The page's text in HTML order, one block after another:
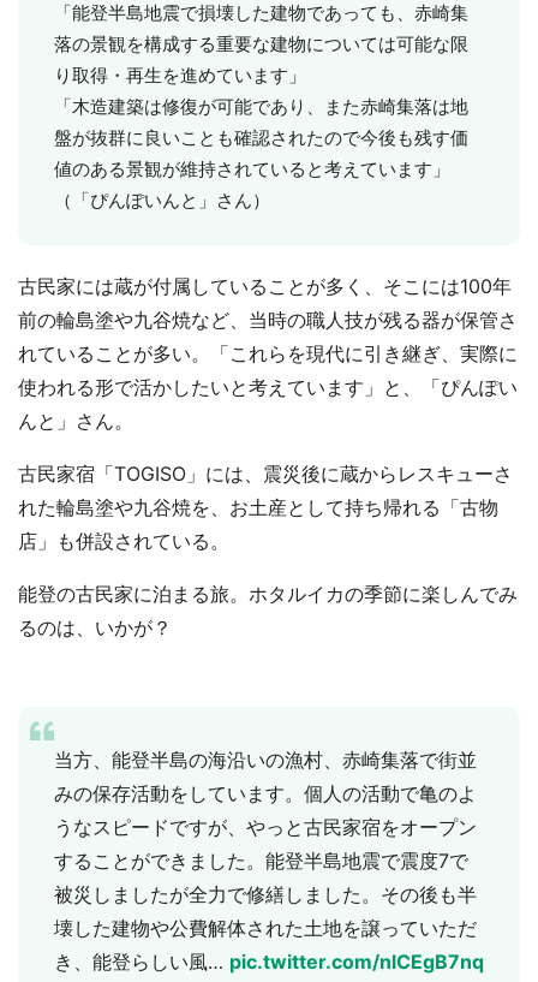
「能登半島地震で損壊した建物であっても、赤崎集
落の景観を構成する重要な建物については可能な限
り取得・再生を進めています」
「木造建築は修復が可能であり、また赤崎集落は地
盤が抜群に良いことも確認されたので今後も残す価
値のある景観が維持されていると考えています」
（「ぴんぽいんと」さん）
古民家には蔵が付属していることが多く、そこには100年
前の輪島塗や九谷焼など、当時の職人技が残る器が保管さ
れていることが多い。「これらを現代に引き継ぎ、実際に
使われる形で活かしたいと考えています」と、「ぴんぽい
んと」さん。
古民家宿「TOGISO」には、震災後に蔵からレスキューさ
れた輪島塗や九谷焼を、お土産として持ち帰れる「古物
店」も併設されている。
能登の古民家に泊まる旅。ホタルイカの季節に楽しんでみ
るのは、いかが？
当方、能登半島の海沿いの漁村、赤崎集落で街並
みの保存活動をしています。個人の活動で亀のよ
うなスピードですが、やっと古民家宿をオープン
することができました。能登半島地震で震度7で
被災しましたが全力で修繕しました。その後も半
壊した建物や公費解体された土地を譲っていただ
き、能登らしい風… pic.twitter.com/nlCEgB7nq